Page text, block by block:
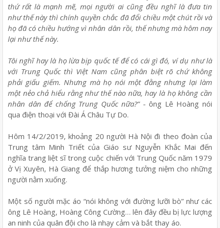
thứ rất là mạnh mẽ, mọi người ai cũng đều nghĩ là đưa tin
như thế này thì chính quyền chắc đã đổi chiều một chút rồi và
họ đã có chiều hướng vì nhân dân rồi, thế nhưng mà hôm nay
lại như thế này.
Tôi nghĩ hay là họ lừa bịp quốc tế để có cái gì đó, ví dụ như là
với Trung Quốc thì Việt Nam cũng phân biệt rõ chứ không
phải giấu giếm. Nhưng mà họ nói một đằng nhưng lại làm
một nẻo chả hiểu rằng như thế nào nữa, hay là họ không cần
nhân dân để chống Trung Quốc nữa?”- ông Lê Hoàng nói
qua điện thoại với Đài Á Châu Tự Do.
Hôm 14/2/2019, khoảng 20 người Hà Nội đi theo đoàn của
Trung tâm Minh Triết của Giáo sư Nguyễn Khắc Mai đến
nghĩa trang liệt sĩ trong cuộc chiến với Trung Quốc năm 1979
ở Vị Xuyên, Hà Giang để thắp hương tưởng niệm cho những
người nằm xuống.
Một số người mặc áo “nói không với đường lưỡi bò” như các
ông Lê Hoàng, Hoàng Công Cường… lên đây đều bị lực lượng
an ninh của quân đội cho là nhạy cảm và bắt thay áo.